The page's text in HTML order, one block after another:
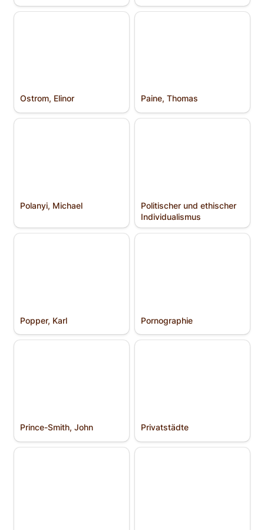
Ostrom, Elinor
Ostrom, Elinor
Paine, Thomas
Paine, Thomas
Polanyi, Michael
Polanyi, Michael
Politischer und ethischer
Politischer und ethischer
Individualismus
Popper, Karl
Popper, Karl
Pornographie
Pornographie
Prince-Smith, John
Prince-Smith, John
Privatstädte
Privatstädte
Rand, Ayn Rawls, John